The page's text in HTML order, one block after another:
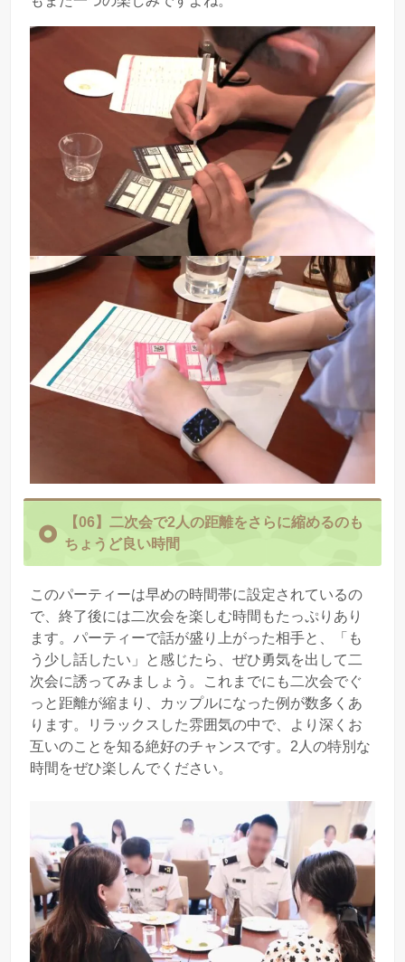
【06】 二次会で2人の距離をさらに縮めるのも
ちょうど良い時間
このパーティーは早めの時間帯に設定されているの
で、終了後には二次会を楽しむ時間もたっぷりあり
ます。パーティーで話が盛り上がった相手と、「も
う少し話したい」と感じたら、ぜひ勇気を出して二
次会に誘ってみましょう。これまでにも二次会でぐ
っと距離が縮まり、カップルになった例が数多くあ
ります。リラックスした雰囲気の中で、より深くお
互いのことを知る絶好のチャンスです。2人の特別な
時間をぜひ楽しんでください。